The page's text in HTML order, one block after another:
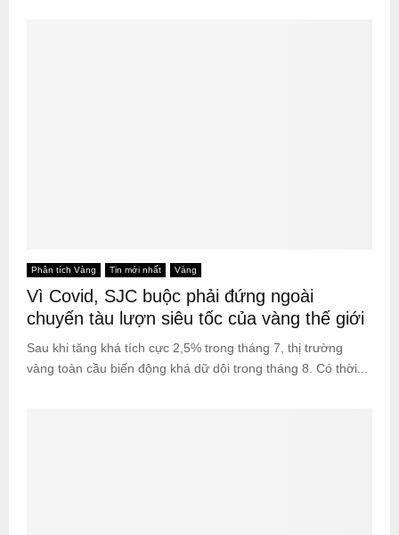
Phân tích Vàng Tin mới nhất Vàng
Vì Covid, SJC buộc phải đứng ngoài
chuyến tàu lượn siêu tốc của vàng thế giới
Sau khi tăng khá tích cực 2,5% trong tháng 7, thị trường
vàng toàn cầu biến động khá dữ dội trong tháng 8. Có thời...